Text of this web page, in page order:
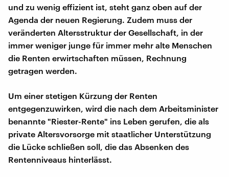
und zu wenig effizient ist, steht ganz oben auf der
Agenda der neuen Regierung. Zudem muss der
veränderten Altersstruktur der Gesellschaft, in der
immer weniger junge für immer mehr alte Menschen
die Renten erwirtschaften müssen, Rechnung
getragen werden.
Um einer stetigen Kürzung der Renten
entgegenzuwirken, wird die nach dem Arbeitsminister
benannte "Riester-Rente" ins Leben gerufen, die als
private Altersvorsorge mit staatlicher Unterstützung
die Lücke schließen soll, die das Absenken des
Rentenniveaus hinterlässt.